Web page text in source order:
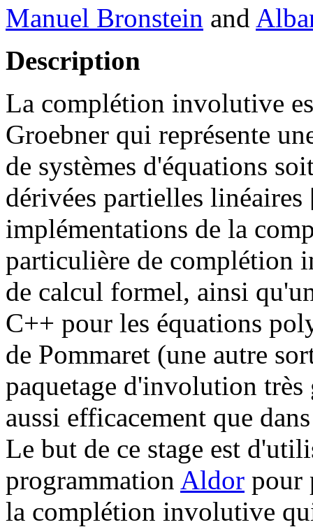
Manuel Bronstein and
Description
La complétion involutive
Groebner qui représente
de systèmes d'équations
dérivées partielles
implémentations de la
particulière de complétion
de calcul formel, ainsi
C++ pour les équations
de Pommaret (une autre
paquetage d'involution
aussi efficacement que
Le but de ce stage est
programmation Aldor pour
la complétion involutive